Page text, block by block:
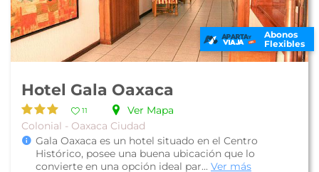
Abonos
Flexibles
Hotel Gala Oaxaca
11
Ver Mapa
Colonial - Oaxaca Ciudad
Gala Oaxaca es un hotel situado en el Centro
Histórico, posee una buena ubicación que lo
convierte en una opción ideal par... Ver más